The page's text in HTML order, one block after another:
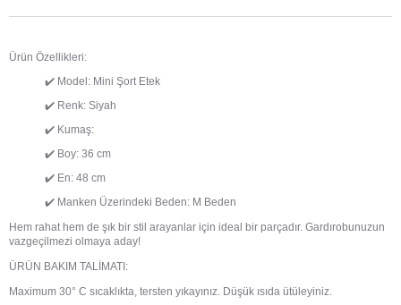
Ürün Özellikleri:
✔️ Model: Mini Şort Etek
✔️ Renk: Siyah
✔️ Kumaş:
✔️ Boy: 36 cm
✔️ En: 48 cm
✔️ Manken Üzerindeki Beden: M Beden
Hem rahat hem de şık bir stil arayanlar için ideal bir parçadır. Gardırobunuzun
vazgeçilmezi olmaya aday!
ÜRÜN BAKIM TALİMATI:
Maximum 30° C sıcaklıkta, tersten yıkayınız. Düşük ısıda ütüleyiniz.